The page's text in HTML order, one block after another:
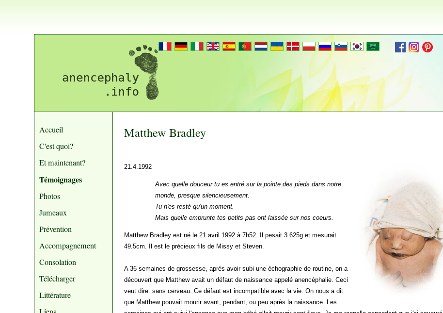
Accueil
C'est quoi?
Et maintenant?
Témoignages
Photos
Jumeaux
Prévention
Accompagnement
Consolation
Télécharger
Littérature
Matthew Bradley
21.4.1992
Avec quelle douceur tu es entré sur la pointe des pieds dans notre
monde, presque silencieusement.
Tu n'es resté qu'un moment.
Mais quelle emprunte tes petits pas ont laissée sur nos coeurs.
Matthew Bradley est né le 21 avril 1992 à 7h52. Il pesait 3.625g et mesurait
49.5cm. Il est le précieux fils de Missy et Steven.
A 36 semaines de grossesse, après avoir subi une échographie de routine, on a
découvert que Matthew avait un défaut de naissance appelé anencéphalie. Ceci
veut dire: sans cerveau. Ce défaut est incompatible avec la vie. On nous a dit
que Matthew pouvait mourir avant, pendant, ou peu après la naissance. Les